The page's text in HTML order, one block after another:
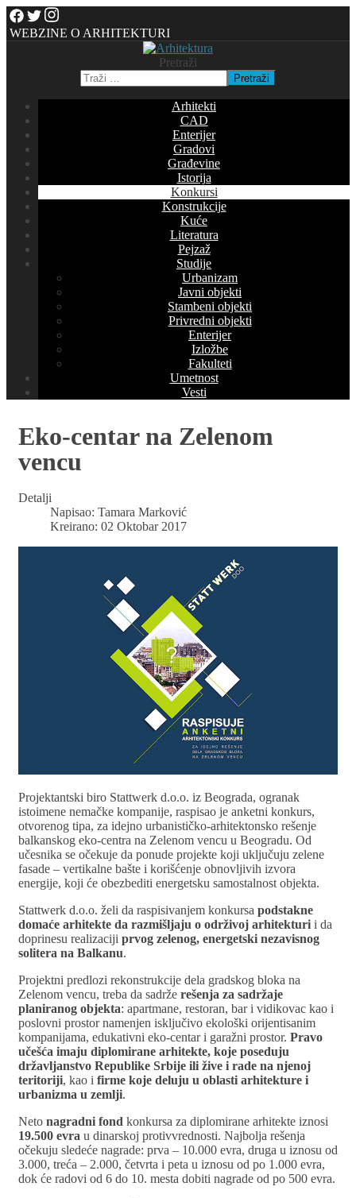
WEBZINE O ARHITEKTURI
Pretraži
Pretraži
Arhitekti
CAD
Enterijer
Gradovi
Građevine
Istorija
Konkursi
Konstrukcije
Kuće
Literatura
Pejzaž
Studije
Urbanizam
Javni objekti
Stambeni objekti
Privredni objekti
Enterijer
Izložbe
Fakulteti
Umetnost
Vesti
Eko-centar na Zelenom
vencu
Detalji
Napisao: Tamara Marković
Kreirano: 02 Oktobar 2017
Projektantski biro Stattwerk d.o.o. iz Beograda, ogranak
istoimene nemačke kompanije, raspisao je anketni konkurs,
otvorenog tipa, za idejno urbanističko-arhitektonsko rešenje
balkanskog eko-centra na Zelenom vencu u Beogradu. Od
učesnika se očekuje da ponude projekte koji uključuju zelene
fasade – vertikalne bašte i korišćenje obnovljivih izvora
energije, koji će obezbediti energetsku samostalnost objekta.
Stattwerk d.o.o. želi da raspisivanjem konkursa podstakne
domaće arhitekte da razmišljaju o održivoj arhitekturi i da
doprinesu realizaciji prvog zelenog, energetski nezavisnog
solitera na Balkanu.
Projektni predlozi rekonstrukcije dela gradskog bloka na
Zelenom vencu, treba da sadrže rešenja za sadržaje
planiranog objekta: apartmane, restoran, bar i vidikovac kao i
poslovni prostor namenjen isključivo ekološki orijentisanim
kompanijama, edukativni eko-centar i garažni prostor. Pravo
učešća imaju diplomirane arhitekte, koje poseduju
državljanstvo Republike Srbije ili žive i rade na njenoj
teritoriji, kao i firme koje deluju u oblasti arhitekture i
urbanizma u zemlji.
Neto nagradni fond konkursa za diplomirane arhitekte iznosi
19.500 evra u dinarskoj protivvrednosti. Najbolja rešenja
očekuju sledeće nagrade: prva – 10.000 evra, druga u iznosu od
3.000, treća – 2.000, četvrta i peta u iznosu od po 1.000 evra,
dok će radovi od 6 do 10. mesta dobiti nagrade od po 500 evra.